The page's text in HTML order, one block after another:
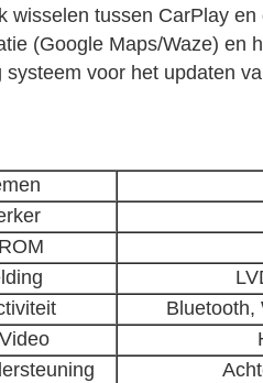
wisselen tussen CarPlay
(Google Maps/Waze) en
systeem voor het updaten
Bluetooth,